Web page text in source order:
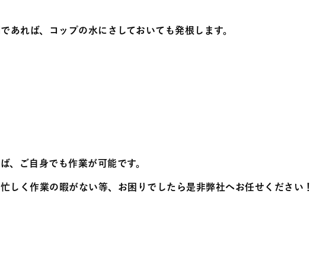
れば、コップの水にさしておいても発根します。
、ご自身でも作業が可能です。
しく作業の暇がない等、お困りでしたら是非弊社へお任せください！